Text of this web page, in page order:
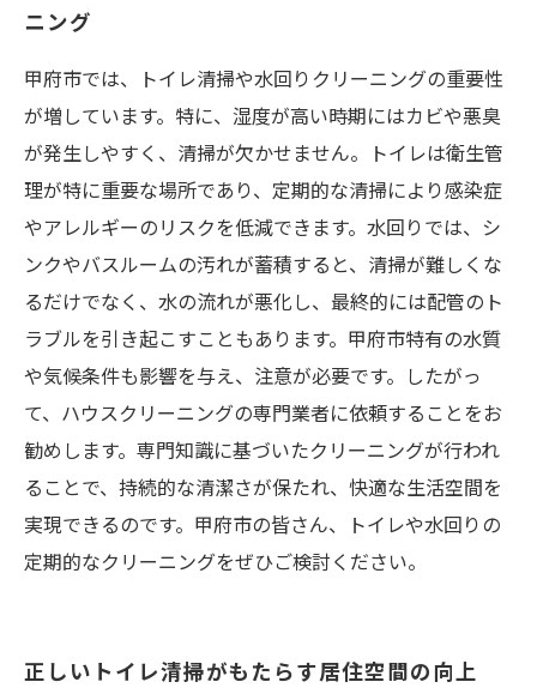
ニング
甲府市では、トイレ清掃や水回りクリーニングの重要性
が増しています。特に、湿度が高い時期にはカビや悪臭
が発生しやすく、清掃が欠かせません。トイレは衛生管
理が特に重要な場所であり、定期的な清掃により感染症
やアレルギーのリスクを低減できます。水回りでは、シ
ンクやバスルームの汚れが蓄積すると、清掃が難しくな
るだけでなく、水の流れが悪化し、最終的には配管のト
ラブルを引き起こすこともあります。甲府市特有の水質
や気候条件も影響を与え、注意が必要です。したがっ
て、ハウスクリーニングの専門業者に依頼することをお
勧めします。専門知識に基づいたクリーニングが行われ
ることで、持続的な清潔さが保たれ、快適な生活空間を
実現できるのです。甲府市の皆さん、トイレや水回りの
定期的なクリーニングをぜひご検討ください。
正しいトイレ清掃がもたらす居住空間の向上